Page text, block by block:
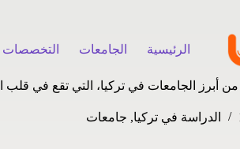
الرئيسية الجامعات التخصصات
الجامعات في تركيا، التي تقع في قلب
الدراسة في تركيا, جامعات